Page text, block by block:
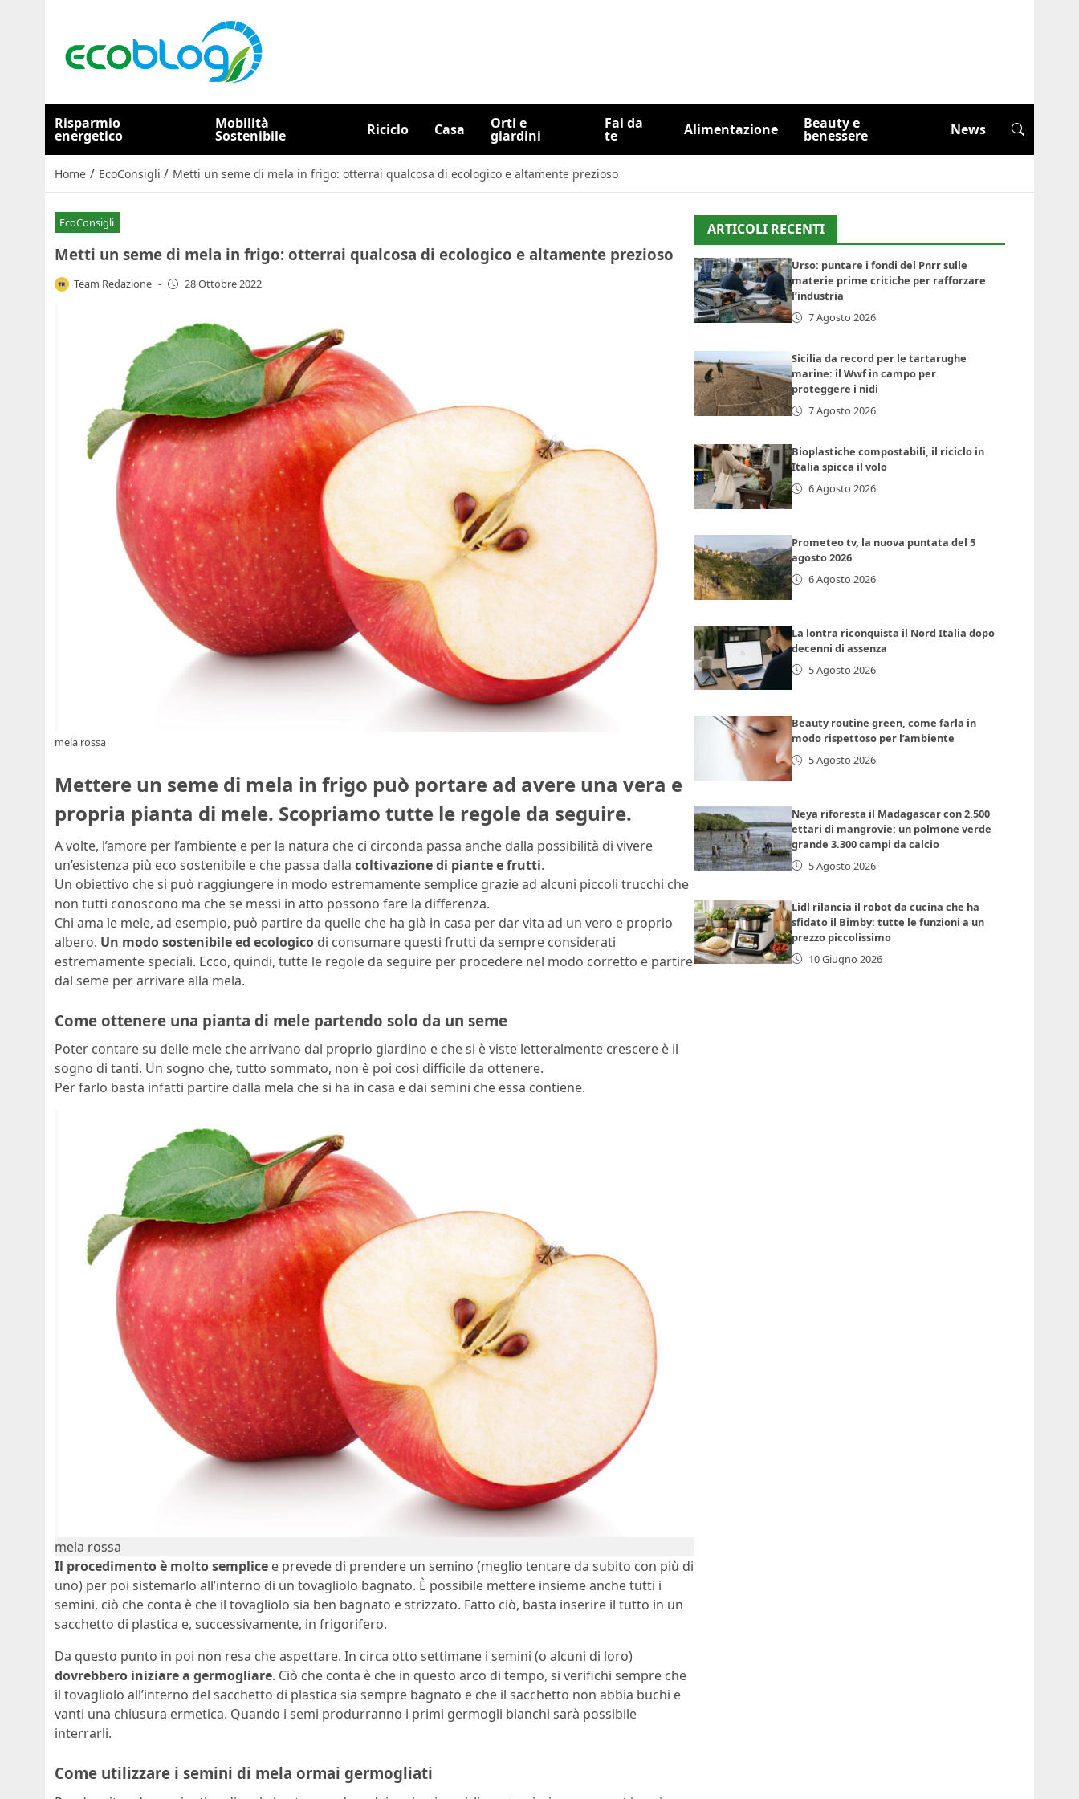
Risparmio
energetico
Mobilità
Sostenibile Riciclo Casa Orti e
giardini
Fai da
te Alimentazione Beauty e
benessere News
Home / EcoConsigli / Metti un seme di mela in frigo: otterrai qualcosa di ecologico e altamente prezioso
EcoConsigli
Metti un seme di mela in frigo: otterrai qualcosa di ecologico e altamente prezioso
Team Redazione - 28 Ottobre 2022
mela rossa
Mettere un seme di mela in frigo può portare ad avere una vera e
propria pianta di mele. Scopriamo tutte le regole da seguire.
A volte, l’amore per l’ambiente e per la natura che ci circonda passa anche dalla possibilità di vivere
un’esistenza più eco sostenibile e che passa dalla coltivazione di piante e frutti.
Un obiettivo che si può raggiungere in modo estremamente semplice grazie ad alcuni piccoli trucchi che
non tutti conoscono ma che se messi in atto possono fare la differenza.
Chi ama le mele, ad esempio, può partire da quelle che ha già in casa per dar vita ad un vero e proprio
albero. Un modo sostenibile ed ecologico di consumare questi frutti da sempre considerati
estremamente speciali. Ecco, quindi, tutte le regole da seguire per procedere nel modo corretto e partire
dal seme per arrivare alla mela.
Come ottenere una pianta di mele partendo solo da un seme
Poter contare su delle mele che arrivano dal proprio giardino e che si è viste letteralmente crescere è il
sogno di tanti. Un sogno che, tutto sommato, non è poi così difficile da ottenere.
Per farlo basta infatti partire dalla mela che si ha in casa e dai semini che essa contiene.
mela rossa
Il procedimento è molto semplice e prevede di prendere un semino (meglio tentare da subito con più di
uno) per poi sistemarlo all’interno di un tovagliolo bagnato. È possibile mettere insieme anche tutti i
semini, ciò che conta è che il tovagliolo sia ben bagnato e strizzato. Fatto ciò, basta inserire il tutto in un
sacchetto di plastica e, successivamente, in frigorifero.
Da questo punto in poi non resa che aspettare. In circa otto settimane i semini (o alcuni di loro)
dovrebbero iniziare a germogliare. Ciò che conta è che in questo arco di tempo, si verifichi sempre che
il tovagliolo all’interno del sacchetto di plastica sia sempre bagnato e che il sacchetto non abbia buchi e
vanti una chiusura ermetica. Quando i semi produrranno i primi germogli bianchi sarà possibile
interrarli.
Come utilizzare i semini di mela ormai germogliati
ARTICOLI RECENTI
Urso: puntare i fondi del Pnrr sulle
materie prime critiche per rafforzare
l’industria
7 Agosto 2026
Sicilia da record per le tartarughe
marine: il Wwf in campo per
proteggere i nidi
7 Agosto 2026
Bioplastiche compostabili, il riciclo in
Italia spicca il volo
6 Agosto 2026
Prometeo tv, la nuova puntata del 5
agosto 2026
6 Agosto 2026
La lontra riconquista il Nord Italia dopo
decenni di assenza
5 Agosto 2026
Beauty routine green, come farla in
modo rispettoso per l’ambiente
5 Agosto 2026
Neya riforesta il Madagascar con 2.500
ettari di mangrovie: un polmone verde
grande 3.300 campi da calcio
5 Agosto 2026
Lidl rilancia il robot da cucina che ha
sfidato il Bimby: tutte le funzioni a un
prezzo piccolissimo
10 Giugno 2026